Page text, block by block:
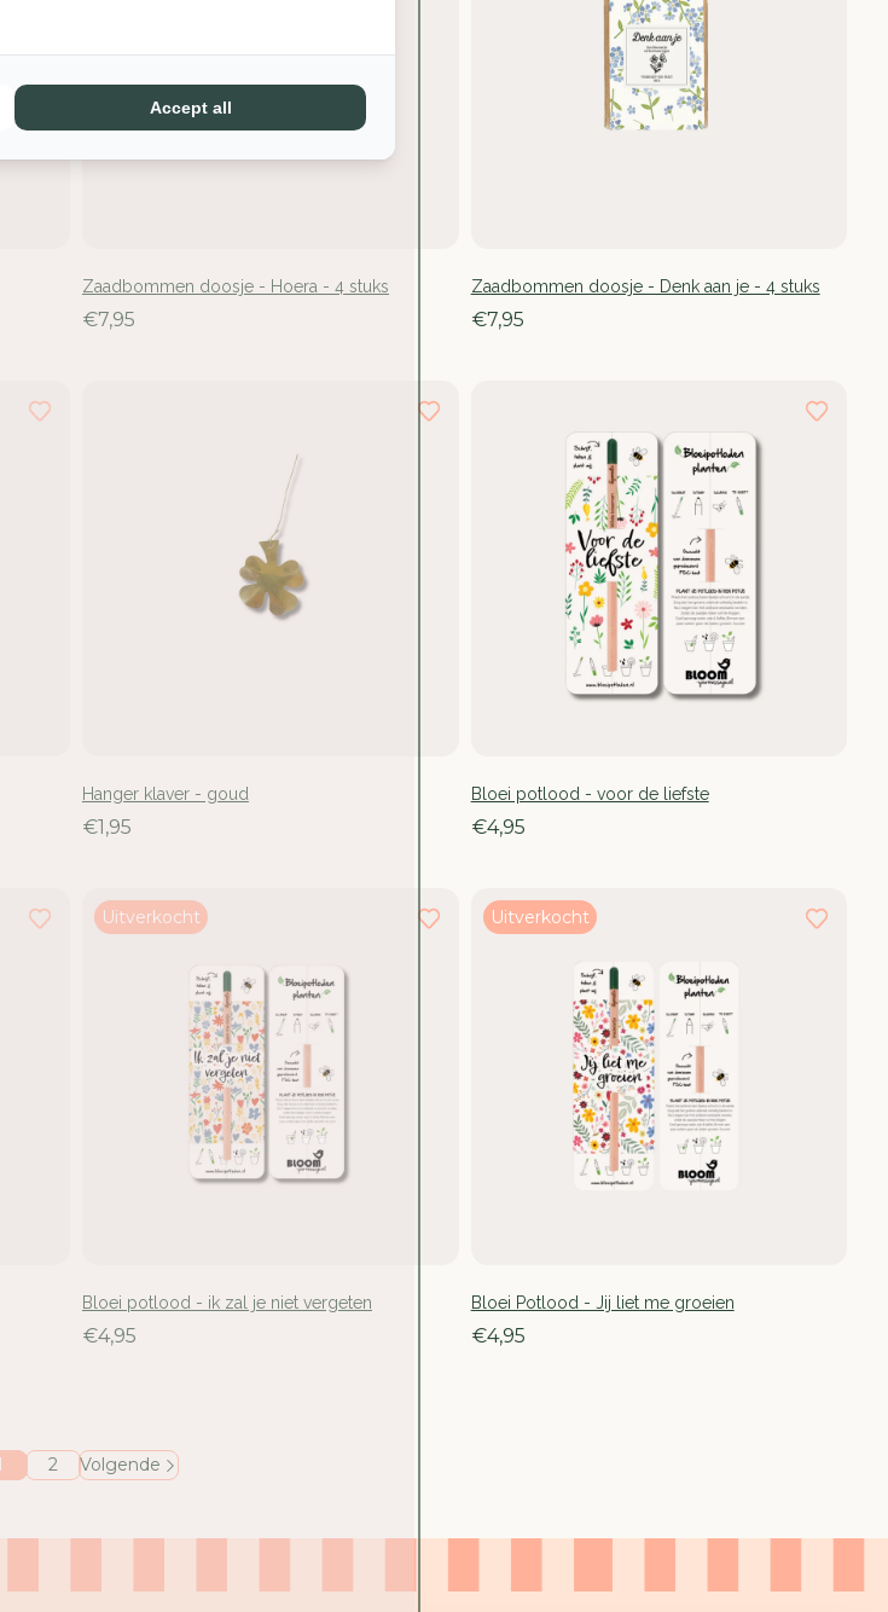
Zaadbommen doosje - Hoera - 4 stuks
€7,95
Zaadbommen doosje - Denk aan je - 4 stuks
€7,95
Hanger klaver - goud
€1,95
Bloei potlood - voor de liefste
€4,95
Uitverkocht
Bloei potlood - ik zal je niet vergeten
€4,95
Uitverkocht
Bloei Potlood - Jij liet me groeien
€4,95
2 Volgende
producten aan uw verlanglijst toe te
artikelen te bekijken.
Accept all